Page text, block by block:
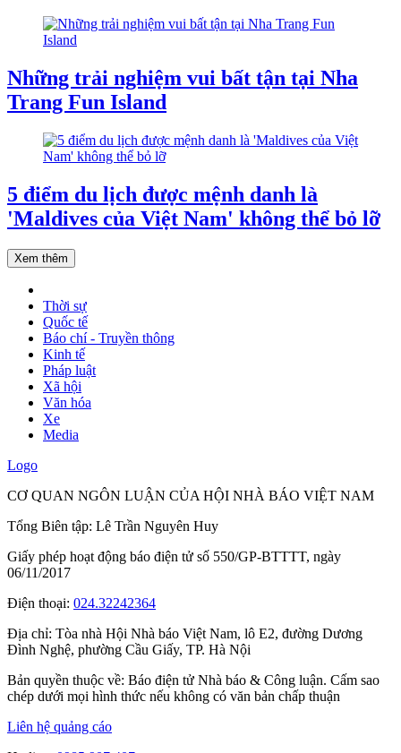
Những trải nghiệm vui bất tận tại Nha
Trang Fun Island
5 điểm du lịch được mệnh danh là
'Maldives của Việt Nam' không thể bỏ lỡ
Xem thêm
Thời sự
Quốc tế
Báo chí - Truyền thông
Kinh tế
Pháp luật
Xã hội
Văn hóa
Xe
Media
Logo
CƠ QUAN NGÔN LUẬN CỦA HỘI NHÀ BÁO VIỆT NAM
Tổng Biên tập: Lê Trần Nguyên Huy
Giấy phép hoạt động báo điện tử số 550/GP-BTTTT, ngày
06/11/2017
Điện thoại: 024.32242364
Địa chỉ: Tòa nhà Hội Nhà báo Việt Nam, lô E2, đường Dương
Đình Nghệ, phường Cầu Giấy, TP. Hà Nội
Bản quyền thuộc về: Báo điện tử Nhà báo & Công luận. Cấm sao
chép dưới mọi hình thức nếu không có văn bản chấp thuận
Liên hệ quảng cáo